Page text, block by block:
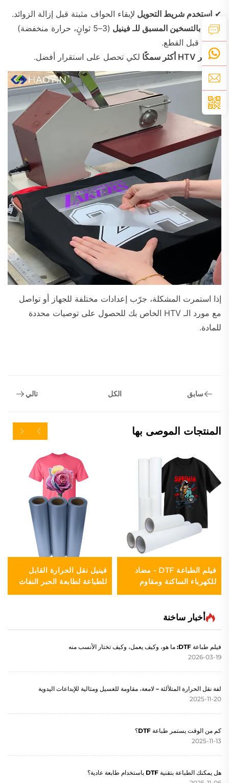
✔ استخدم شريط التحويل لإبقاء الحواف مثبتة قبل إزالة الزوائد.
✔قم بالتسخين المسبق للـ فينيل
(3–5 ثوانٍ، حرارة منخفضة)
لتثبيته قبل القطع.
✔اختر HTV أكثر سمكًا لكي تحصل على استقرار أفضل.
إذا استمرت المشكلة، جرّب إعدادات مختلفة للجهاز أو تواصل
مع مورد الـ HTV الخاص بك للحصول على توصيات محددة
للمادة.
سابق الكل تالي
المنتجات الموصى بها
فيلم الطباعة DTF - مضاد
للكهرباء الساكنة ومقاوم
للرطوبة
فينيل نقل الحرارة القابل
للطباعة لطابعة الحبر النفاث
أخبار ساخنة
فيلم طباعة DTF: ما هو، وكيف يعمل، وكيف تختار الأنسب منه
2026-03-19
لفة نقل الحرارة المتلألئة – لامعة، مقاومة للغسيل ومثالية للإبداعات اليدوية
2025-11-20
كم من الوقت يستمر طباعة DTF؟
2025-11-13
هل يمكنك الطباعة بتقنية DTF باستخدام طابعة عادية؟